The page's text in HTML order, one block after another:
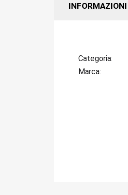
INFORMAZIONI
Categoria
Marca